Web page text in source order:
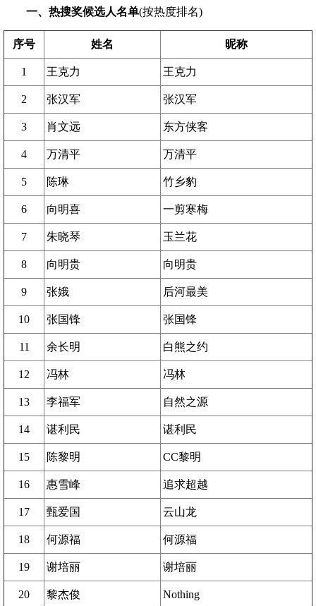
一、热搜奖候选人名单(按热度排名)
序号 姓名 昵称
1 王克力 王克力
2 张汉军 张汉军
3 肖文远 东方侠客
4 万清平 万清平
5 陈琳 竹乡豹
6 向明喜 一剪寒梅
7 朱晓琴 玉兰花
8 向明贵 向明贵
9 张娥 后河最美
10 张国锋 张国锋
11 余长明 白熊之约
12 冯林 冯林
13 李福军 自然之源
14 谌利民 谌利民
15 陈黎明 CC黎明
16 惠雪峰 追求超越
17 甄爱国 云山龙
18 何源福 何源福
19 谢培丽 谢培丽
20 黎杰俊 Nothing